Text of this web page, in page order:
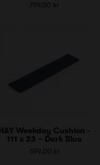
799,00 kr
HAY Weekday Cushion -
111 x 23 – Dark Blue
699,00 kr